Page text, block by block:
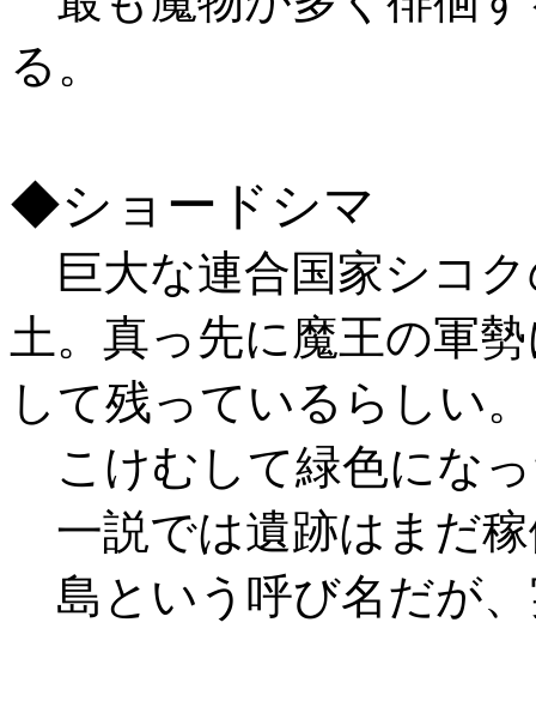
る。
◆ショードシマ
巨大な連合国家シコ
土。真っ先に魔王の軍
して残っているらしい。
こけむして緑色にな
一説では遺跡はまだ
島という呼び名だが